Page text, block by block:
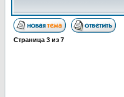
Страница 3 из 7